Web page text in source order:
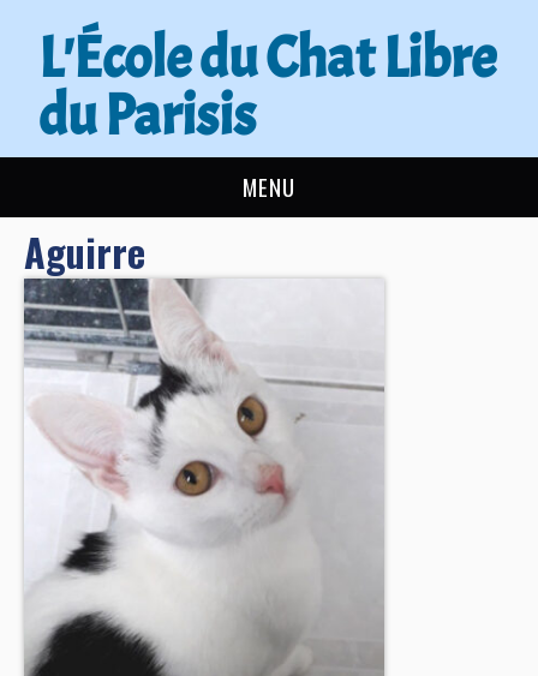
L'École du Chat Libre
du Parisis
MENU
L’ÉCOLE DU CHAT
ACTUALITÉS
ADOPTER
NOUS AIDER
CONTACT
BOUTIQUE
FORUM
Aguirre